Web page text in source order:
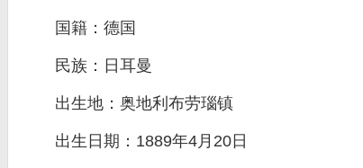
国籍：德国
民族：日耳曼
出生地：奥地利布劳瑙镇
出生日期：1889年4月20日